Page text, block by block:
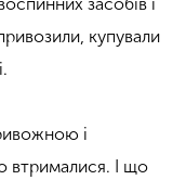
засобів і
купували
і
втрималися. І що